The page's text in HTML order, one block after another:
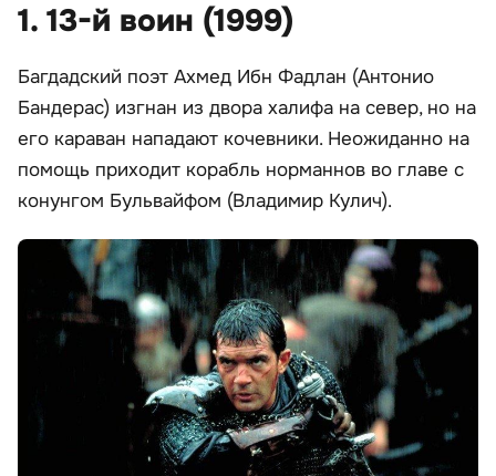
1. 13-й воин (1999)
Багдадский поэт Ахмед Ибн Фадлан (Антонио
Бандерас) изгнан из двора халифа на север, но на
его караван нападают кочевники. Неожиданно на
помощь приходит корабль норманнов во главе с
конунгом Бульвайфом (Владимир Кулич).